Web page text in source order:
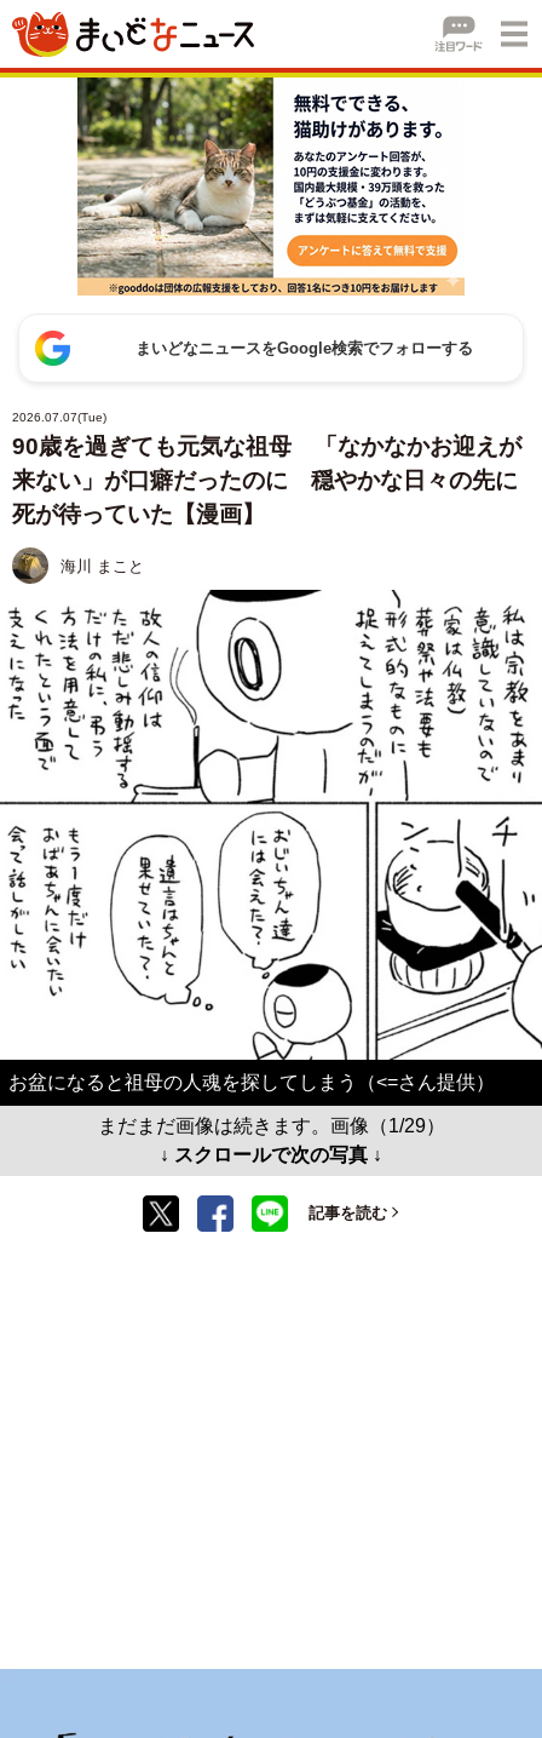
まいどなニュースをGoogle検索でフォローする
2026.07.07(Tue)
90歳を過ぎても元気な祖母 「なかなかお迎えが
来ない」が口癖だったのに 穏やかな日々の先に
死が待っていた【漫画】
海川 まこと
お盆になると祖母の人魂を探してしまう（<=さん提供）
まだまだ画像は続きます。画像（1/29）
↓ スクロールで次の写真 ↓
記事を読む